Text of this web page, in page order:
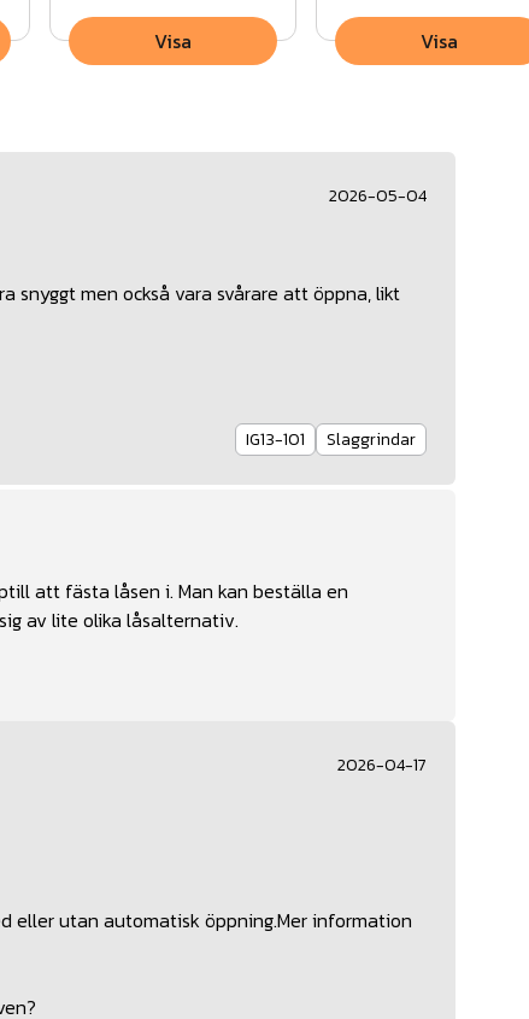
Visa Visa
2026-05-04
snyggt men också vara svårare att öppna, likt
IG13-101 Slaggrindar
att fästa låsen i. Man kan beställa en
av lite olika låsalternativ.
2026-04-17
eller utan automatisk öppning.Mer information